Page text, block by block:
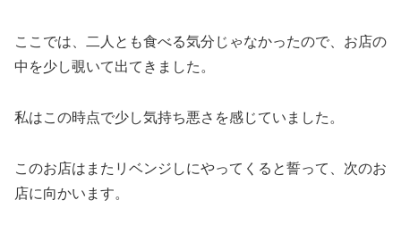
ここでは、二人とも食べる気分じゃなかったので、お店の
中を少し覗いて出てきました。
私はこの時点で少し気持ち悪さを感じていました。
このお店はまたリベンジしにやってくると誓って、次のお
店に向かいます。